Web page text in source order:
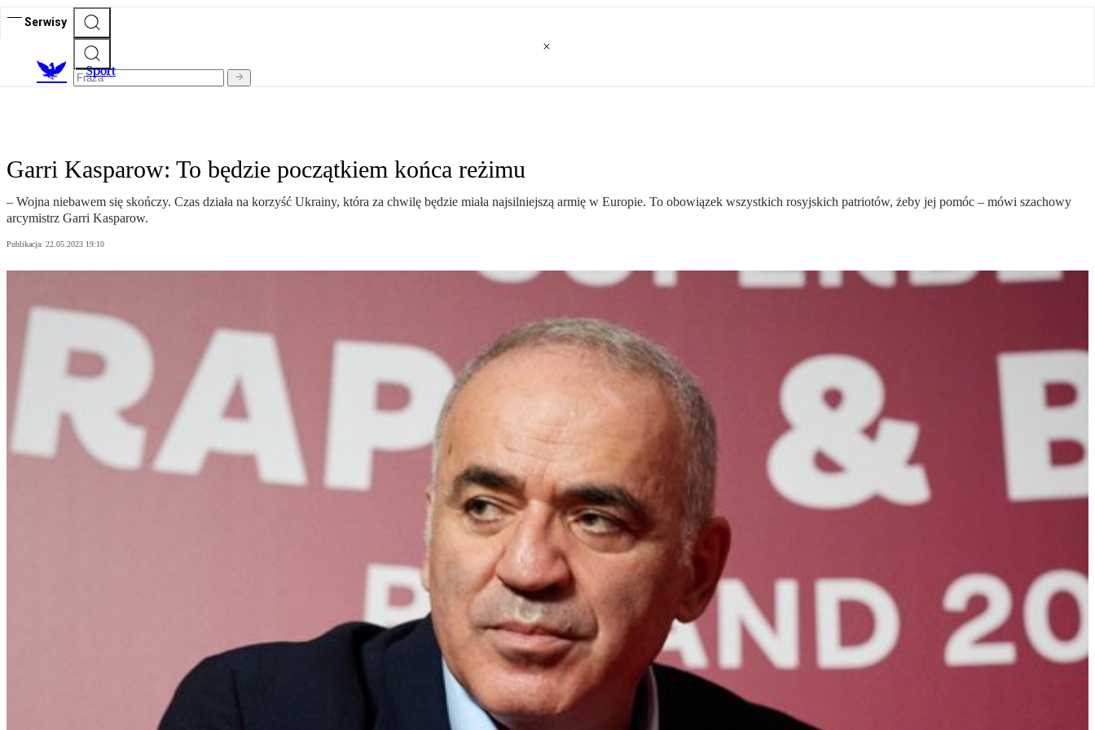
Serwisy
Sport
Garri Kasparow: To będzie początkiem końca reżimu
– Wojna niebawem się skończy. Czas działa na korzyść Ukrainy, która za chwilę będzie miała najsilniejszą armię w Europie. To obowiązek wszystkich rosyjskich patriotów, żeby jej pomóc – mówi szachowy
arcymistrz Garri Kasparow.
Publikacja: 22.05.2023 19:10